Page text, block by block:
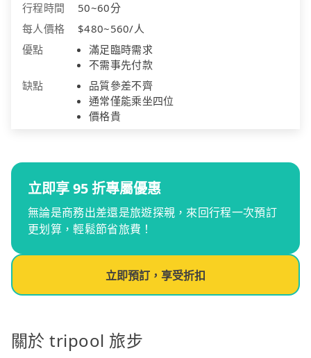
行程時間
50~60分
每人價格
$480~560/人
優點
滿足臨時需求
不需事先付款
缺點
品質參差不齊
通常僅能乘坐四位
價格貴
立即享 95 折專屬優惠
無論是商務出差還是旅遊探親，來回行程一次預訂
更划算，輕鬆節省旅費！
立即預訂，享受折扣
關於 tripool 旅步